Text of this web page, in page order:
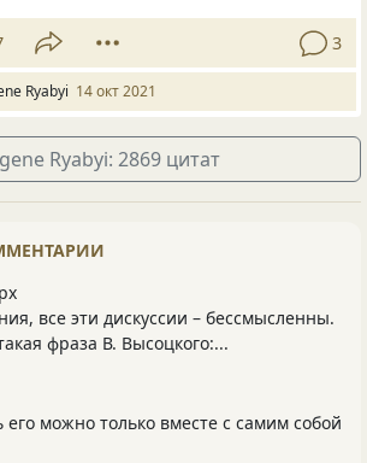
3
Ryabyi 14 окт 2021
Ryabyi: 2869 цитат
все эти дискуссии – бессмысленны.
фраза В. Высоцкого:...
его можно только вместе с самим собой